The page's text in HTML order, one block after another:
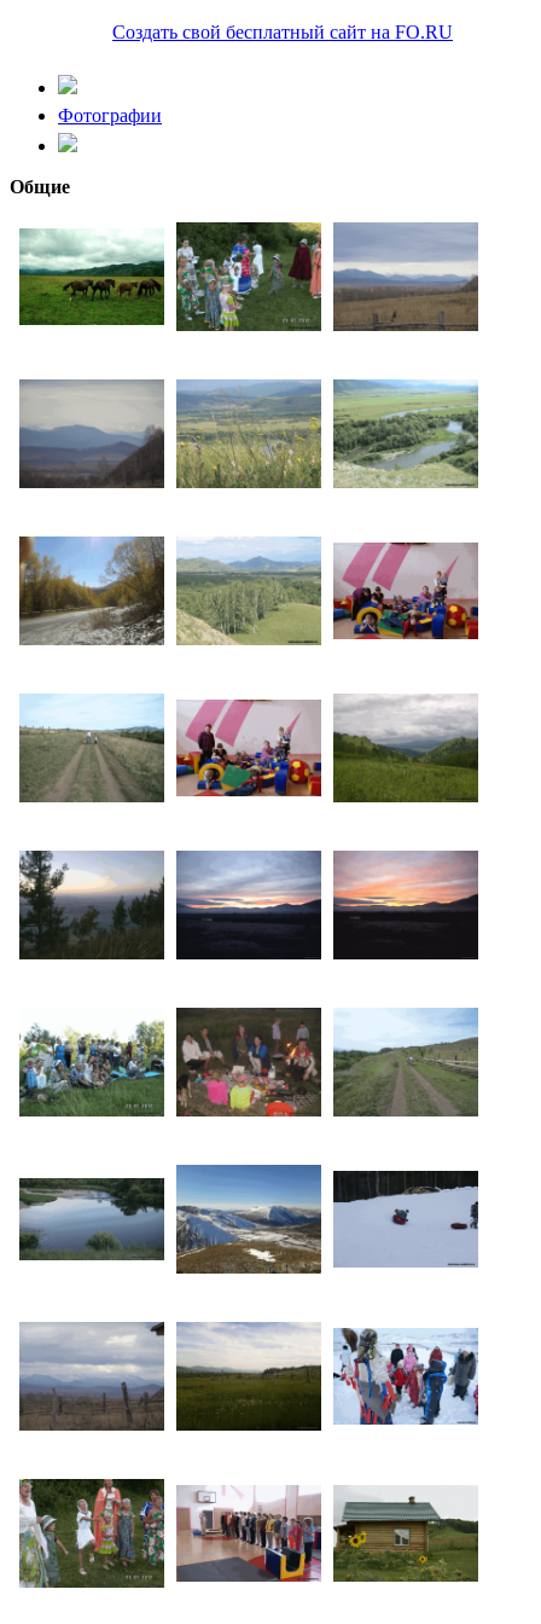
Создать свой бесплатный сайт на FO.RU
Фотографии
Общие